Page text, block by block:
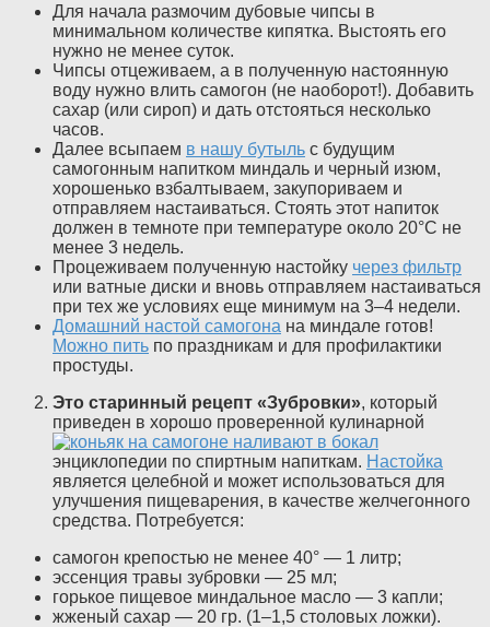
Для начала размочим дубовые чипсы в
минимальном количестве кипятка. Выстоять его
нужно не менее суток.
Чипсы отцеживаем, а в полученную настоянную
воду нужно влить самогон (не наоборот!). Добавить
сахар (или сироп) и дать отстояться несколько
часов.
Далее всыпаем в нашу бутыль с будущим
самогонным напитком миндаль и черный изюм,
хорошенько взбалтываем, закупориваем и
отправляем настаиваться. Стоять этот напиток
должен в темноте при температуре около 20°C не
менее 3 недель.
Процеживаем полученную настойку через фильтр
или ватные диски и вновь отправляем настаиваться
при тех же условиях еще минимум на 3–4 недели.
Домашний настой самогона на миндале готов!
Можно пить по праздникам и для профилактики
простуды.
Это старинный рецепт «Зубровки», который
приведен в хорошо проверенной кулинарной
энциклопедии по спиртным напиткам. Настойка
является целебной и может использоваться для
улучшения пищеварения, в качестве желчегонного
средства. Потребуется:
самогон крепостью не менее 40° — 1 литр;
эссенция травы зубровки — 25 мл;
горькое пищевое миндальное масло — 3 капли;
жженый сахар — 20 гр. (1–1,5 столовых ложки).